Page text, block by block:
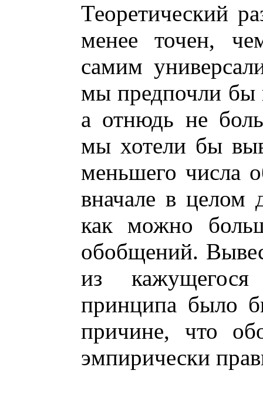
Теоретический
менее точен,
самим
мы предпочли бы
а отнюдь не
мы хотели бы
меньшего числа
вначале в целом
как можно
обобщений.
из
принципа было
причине, что
эмпирически